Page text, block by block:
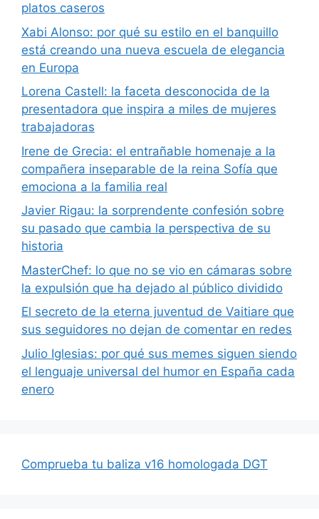
platos caseros
Xabi Alonso: por qué su estilo en el banquillo
está creando una nueva escuela de elegancia
en Europa
Lorena Castell: la faceta desconocida de la
presentadora que inspira a miles de mujeres
trabajadoras
Irene de Grecia: el entrañable homenaje a la
compañera inseparable de la reina Sofía que
emociona a la familia real
Javier Rigau: la sorprendente confesión sobre
su pasado que cambia la perspectiva de su
historia
MasterChef: lo que no se vio en cámaras sobre
la expulsión que ha dejado al público dividido
El secreto de la eterna juventud de Vaitiare que
sus seguidores no dejan de comentar en redes
Julio Iglesias: por qué sus memes siguen siendo
el lenguaje universal del humor en España cada
enero
Comprueba tu baliza v16 homologada DGT